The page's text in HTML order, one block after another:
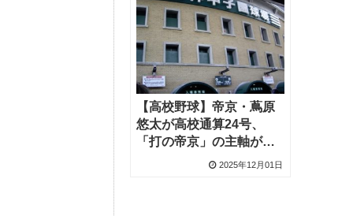
【高校野球】帝京・蔦原
悠太が高校通算24号、
「打の帝京」の主軸が誓
う日本一への冬2025年12月01日